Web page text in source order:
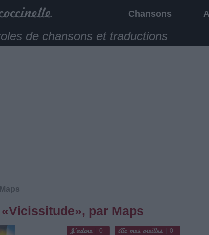
Chansons
de chansons et traductions
Maps
par Maps
0 0